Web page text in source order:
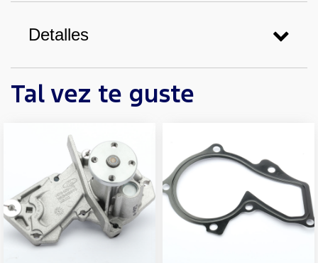
Detalles
Tal vez te guste